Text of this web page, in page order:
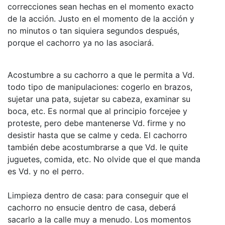
correcciones sean hechas en el momento exacto
de la acción. Justo en el momento de la acción y
no minutos o tan siquiera segundos después,
porque el cachorro ya no las asociará.
Acostumbre a su cachorro a que le permita a Vd.
todo tipo de manipulaciones: cogerlo en brazos,
sujetar una pata, sujetar su cabeza, examinar su
boca, etc. Es normal que al principio forcejee y
proteste, pero debe mantenerse Vd. firme y no
desistir hasta que se calme y ceda. El cachorro
también debe acostumbrarse a que Vd. le quite
juguetes, comida, etc. No olvide que el que manda
es Vd. y no el perro.
Limpieza dentro de casa: para conseguir que el
cachorro no ensucie dentro de casa, deberá
sacarlo a la calle muy a menudo. Los momentos